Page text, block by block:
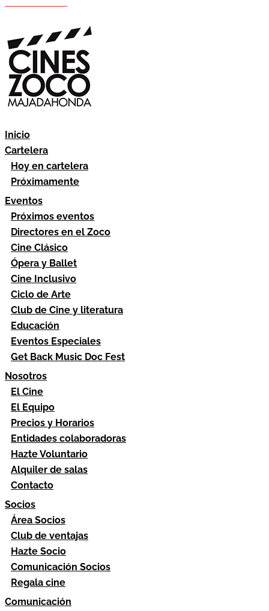
Inicio
Cartelera
Hoy en cartelera
Próximamente
Eventos
Próximos eventos
Directores en el Zoco
Cine Clásico
Ópera y Ballet
Cine Inclusivo
Ciclo de Arte
Club de Cine y literatura
Educación
Eventos Especiales
Get Back Music Doc Fest
Nosotros
El Cine
El Equipo
Precios y Horarios
Entidades colaboradoras
Hazte Voluntario
Alquiler de salas
Contacto
Socios
Área Socios
Club de ventajas
Hazte Socio
Comunicación Socios
Regala cine
Comunicación